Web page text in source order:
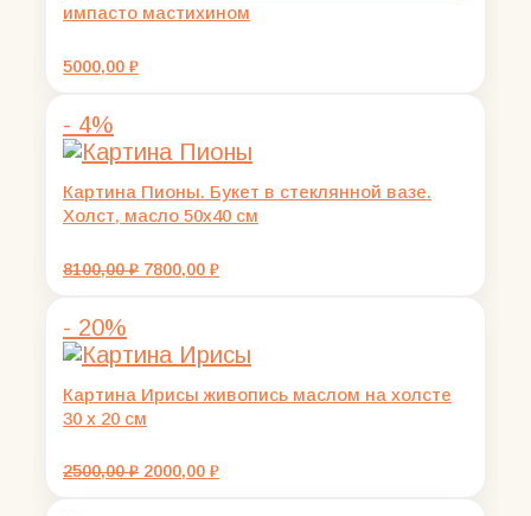
импасто мастихином
5000,00 ₽
- 4%
Картина Пионы. Букет в стеклянной вазе.
Холст, масло 50х40 см
8100,00₽ Первоначальная
7800,00 ₽Текущая
- 20%
Картина Ирисы живопись маслом на холсте
30 х 20 см
2500,00₽ Первоначальная
2000,00 ₽Текущая